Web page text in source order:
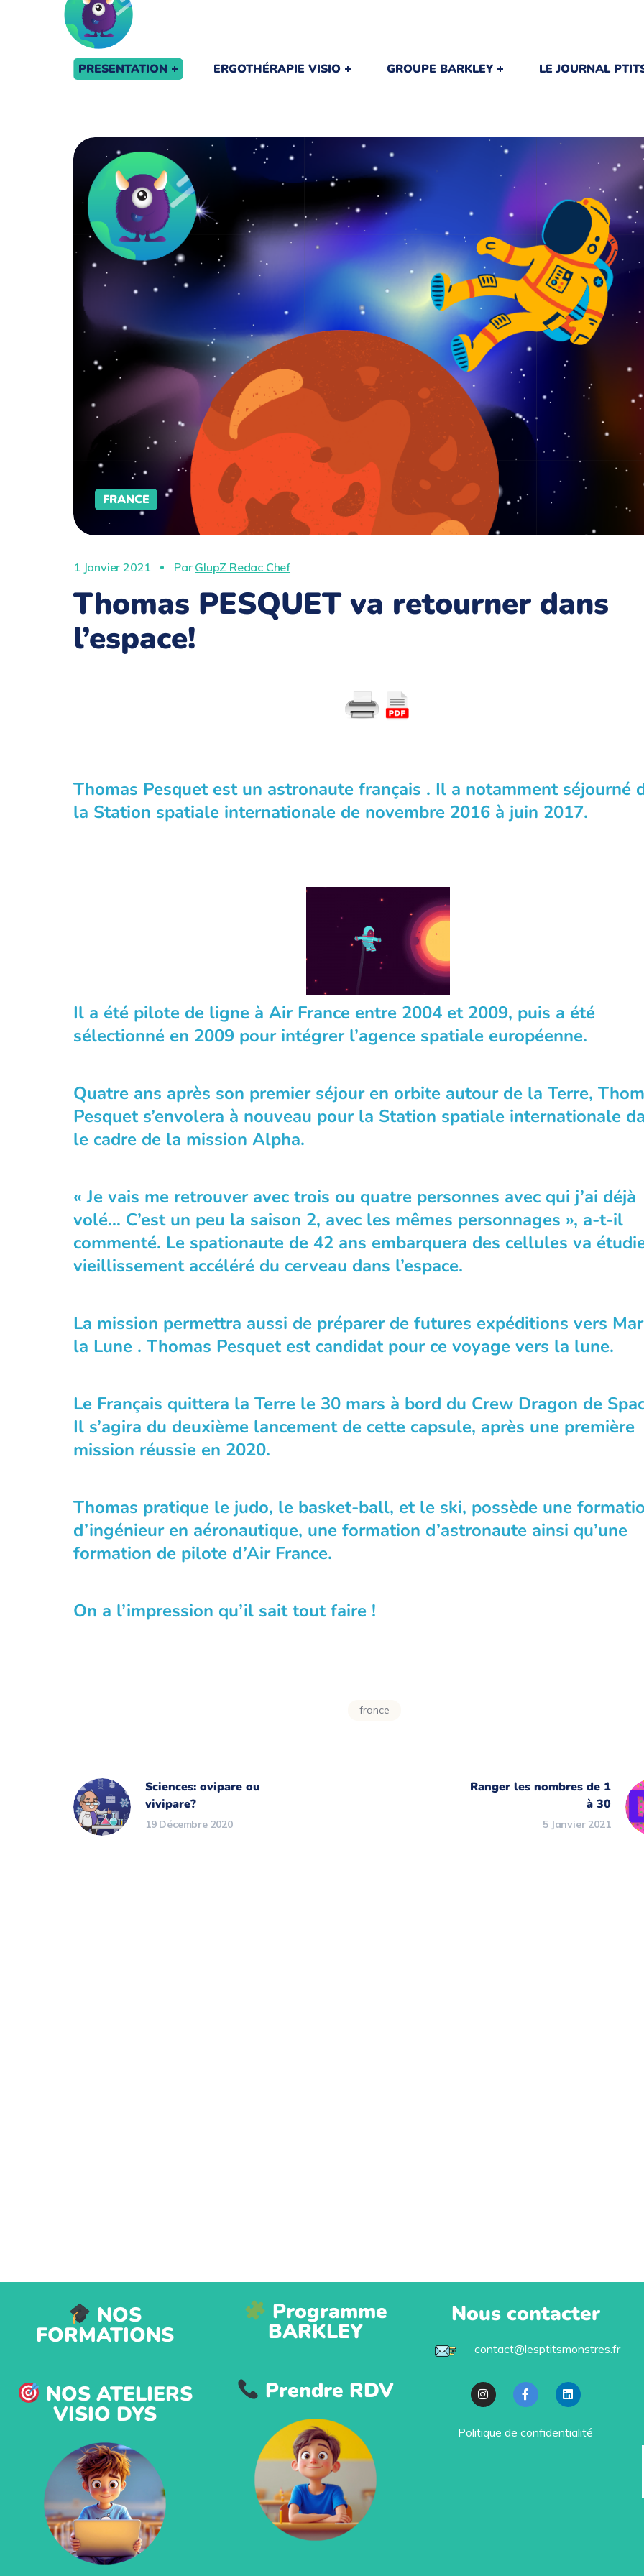
PRESENTATION ERGOTHÉRAPIE VISIO GROUPE BARKLEY LE JOURNAL
FRANCE
1 Janvier 2021 Par GlupZ Redac Chef
Thomas PESQUET va retourner dans
l’espace!
Thomas Pesquet est un astronaute français . Il a notamment séjourné
la Station spatiale internationale de novembre 2016 à juin 2017.
Il a été pilote de ligne à Air France entre 2004 et 2009, puis a été
sélectionné en 2009 pour intégrer l’agence spatiale européenne.
Quatre ans après son premier séjour en orbite autour de la Terre,
Pesquet s’envolera à nouveau pour la Station spatiale internationale
le cadre de la mission Alpha.
« Je vais me retrouver avec trois ou quatre personnes avec qui j’ai déjà
volé… C’est un peu la saison 2, avec les mêmes personnages », a-t-il
commenté. Le spationaute de 42 ans embarquera des cellules va
vieillissement accéléré du cerveau dans l’espace.
La mission permettra aussi de préparer de futures expéditions vers
la Lune . Thomas Pesquet est candidat pour ce voyage vers la lune.
Le Français quittera la Terre le 30 mars à bord du Crew Dragon de
Il s’agira du deuxième lancement de cette capsule, après une première
mission réussie en 2020.
Thomas pratique le judo, le basket-ball, et le ski, possède une
d’ingénieur en aéronautique, une formation d’astronaute ainsi qu’une
formation de pilote d’Air France.
On a l’impression qu’il sait tout faire !
france
Sciences: ovipare ou
vivipare?
19 Décembre 2020
Ranger les nombres de 1
à 30
5 Janvier 2021
NOS
FORMATIONS
NOS ATELIERS
VISIO DYS
Programme
BARKLEY
Prendre RDV
Nous contacter
contact@lesptitsmonstres.fr
Politique de confidentialité